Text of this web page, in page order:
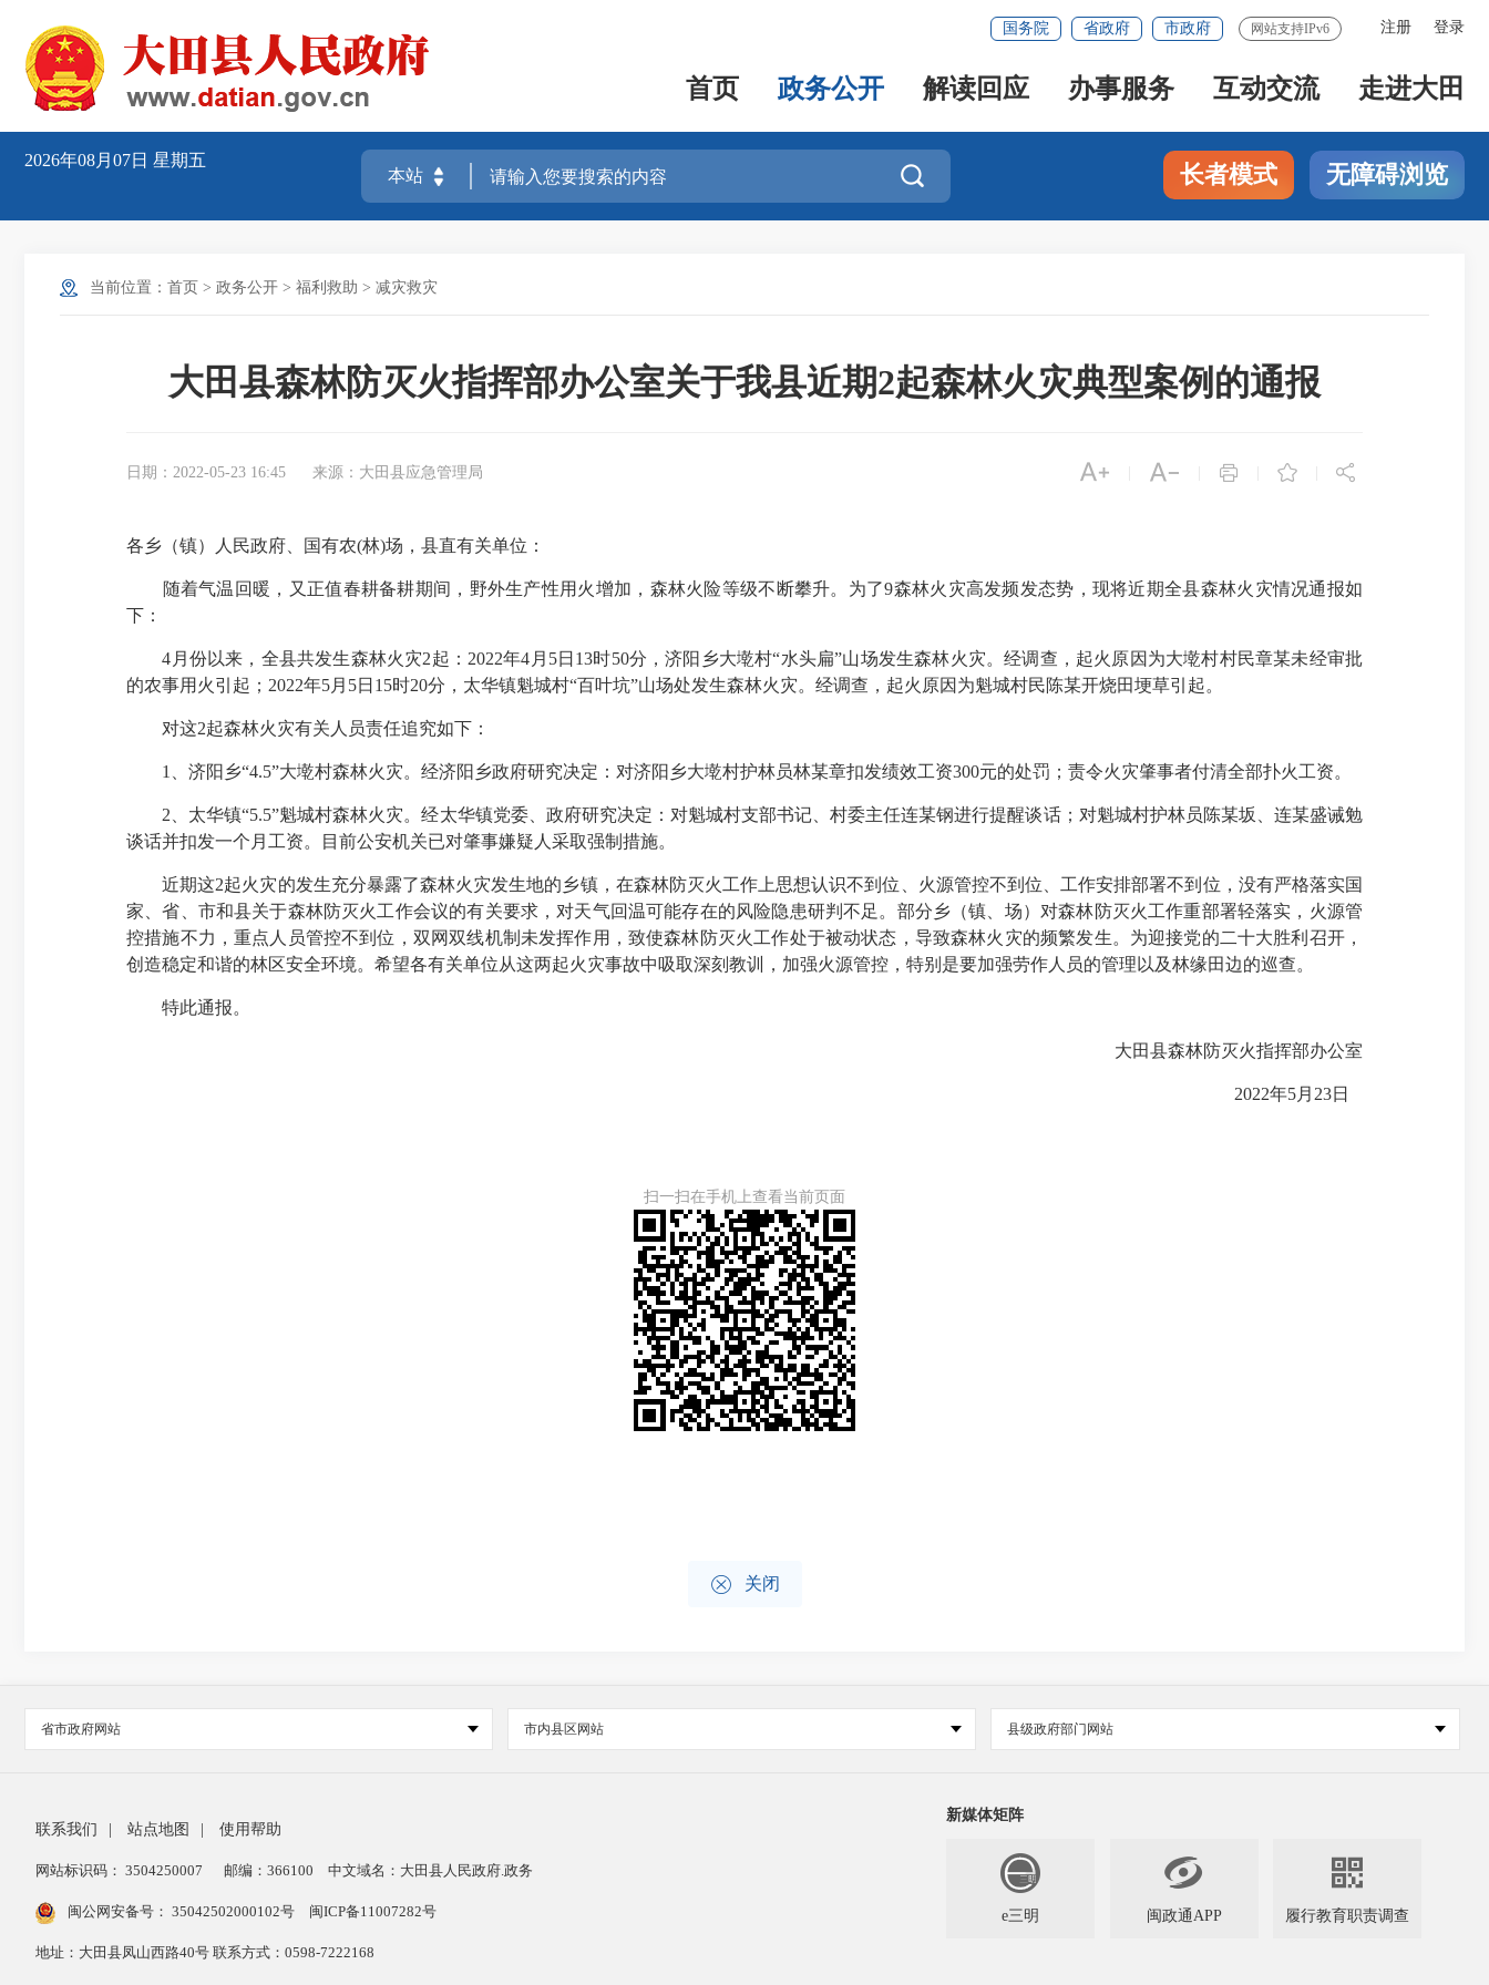
注册 登录
国务院 省政府 市政府 网站支持IPv6
首页 政务公开 解读回应 办事服务 互动交流 走进大田
2026年08月07日 星期五
 长者模式 无障碍浏览
当前位置： 首页 > 政务公开 > 福利救助 > 减灾救灾
大田县森林防灭火指挥部办公室关于我县近期2起森林火灾典型案例的通报
日期：2022-05-23 16:45 来源：大田县应急管理局     
各乡（镇）人民政府、国有农(林)场，县直有关单位：
随着气温回暖，又正值春耕备耕期间，野外生产性用火增加，森林火险等级不断攀升。为了9森林火灾高发频发态势，现将近期全县森林火灾情况通报如
下：
4月份以来，全县共发生森林火灾2起：2022年4月5日13时50分，济阳乡大墘村“水头扁”山场发生森林火灾。经调查，起火原因为大墘村村民章某未经审批
的农事用火引起；2022年5月5日15时20分，太华镇魁城村“百叶坑”山场处发生森林火灾。经调查，起火原因为魁城村民陈某开烧田埂草引起。
对这2起森林火灾有关人员责任追究如下：
1、济阳乡“4.5”大墘村森林火灾。经济阳乡政府研究决定：对济阳乡大墘村护林员林某章扣发绩效工资300元的处罚；责令火灾肇事者付清全部扑火工资。
2、太华镇“5.5”魁城村森林火灾。经太华镇党委、政府研究决定：对魁城村支部书记、村委主任连某钢进行提醒谈话；对魁城村护林员陈某坂、连某盛诫勉
谈话并扣发一个月工资。目前公安机关已对肇事嫌疑人采取强制措施。
近期这2起火灾的发生充分暴露了森林火灾发生地的乡镇，在森林防灭火工作上思想认识不到位、火源管控不到位、工作安排部署不到位，没有严格落实国
家、省、市和县关于森林防灭火工作会议的有关要求，对天气回温可能存在的风险隐患研判不足。部分乡（镇、场）对森林防灭火工作重部署轻落实，火源管
控措施不力，重点人员管控不到位，双网双线机制未发挥作用，致使森林防灭火工作处于被动状态，导致森林火灾的频繁发生。为迎接党的二十大胜利召开，
创造稳定和谐的林区安全环境。希望各有关单位从这两起火灾事故中吸取深刻教训，加强火源管控，特别是要加强劳作人员的管理以及林缘田边的巡查。
特此通报。
大田县森林防灭火指挥部办公室
2022年5月23日
扫一扫在手机上查看当前页面
 关闭
省市政府网站 市内县区网站 县级政府部门网站
联系我们 站点地图 使用帮助
网站标识码： 3504250007 邮编：366100 中文域名：大田县人民政府.政务
闽公网安备号： 35042502000102号 闽ICP备11007282号
地址：大田县凤山西路40号 联系方式：0598-7222168
新媒体矩阵
e三明

闽政通APP

履行教育职责调查